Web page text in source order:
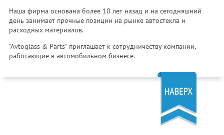
Наша фирма основана более 10 лет назад и на сегодняшний
день занимает прочные позиции на рынке автостекла и
расходных материалов.
"Avtoglass & Parts" приглашает к сотрудничеству компании,
работающие в автомобильном бизнесе.